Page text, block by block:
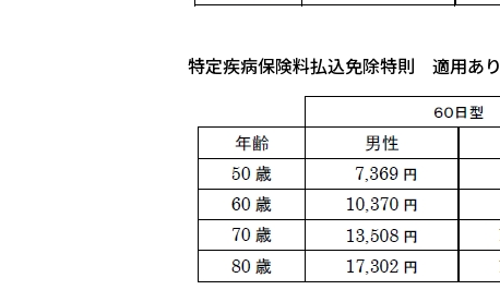
特定疾病保険料払込免除特則 適用あり